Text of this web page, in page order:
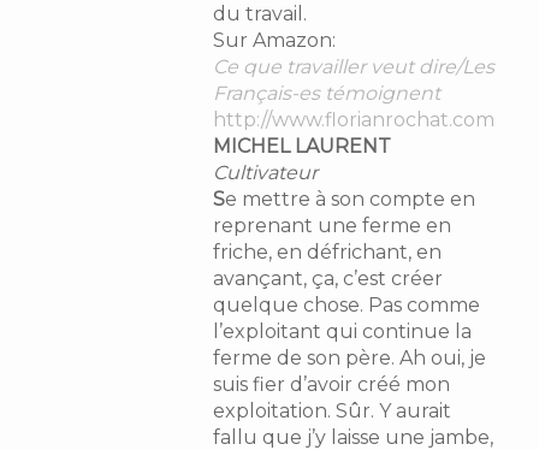
du travail.
Sur Amazon:
Ce que travailler veut dire/Les
Français-es témoignent
http://www.florianrochat.com
MICHEL LAURENT
Cultivateur
Se mettre à son compte en
reprenant une ferme en
friche, en défrichant, en
avançant, ça, c’est créer
quelque chose. Pas comme
l’exploitant qui continue la
ferme de son père. Ah oui, je
suis fier d’avoir créé mon
exploitation. Sûr. Y aurait
fallu que j’y laisse une jambe,